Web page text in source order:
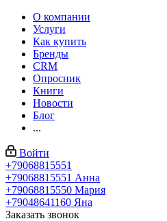
О компании
Услуги
Как купить
Бренды
CRM
Опросник
Книги
Новости
Блог
...
Войти
+79068815551
+79068815551 Анна
+79068815550 Мария
+79048641160 Яна
Заказать звонок